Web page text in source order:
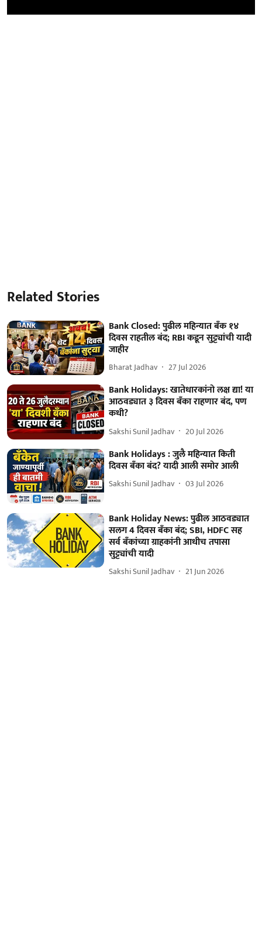
Related Stories
Bank Closed: पुढील महिन्यात बँक १४
दिवस राहतील बंद; RBI कडून सुट्ट्यांची यादी
जाहीर
Bharat Jadhav 27 Jul 2026
Bank Holidays: खातेधारकांनो लक्ष द्या! या
आठवड्यात ३ दिवस बँका राहणार बंद, पण
कधी?
Sakshi Sunil Jadhav 20 Jul 2026
Bank Holidays : जुलै महिन्यात किती
दिवस बँका बंद? यादी आली समोर आली
Sakshi Sunil Jadhav 03 Jul 2026
Bank Holiday News: पुढील आठवड्यात
सलग 4 दिवस बँका बंद; SBI, HDFC सह
सर्व बँकांच्या ग्राहकांनी आधीच तपासा
सुट्ट्यांची यादी
Sakshi Sunil Jadhav 21 Jun 2026